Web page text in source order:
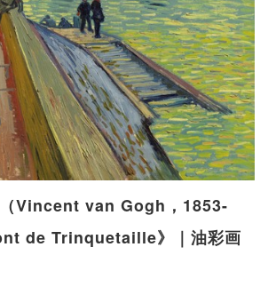
Vincent van Gogh，1853-
de Trinquetaille》｜油彩画